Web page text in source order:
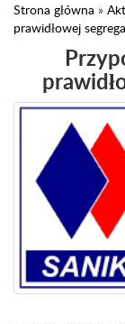
Strona główna »
prawidłowej